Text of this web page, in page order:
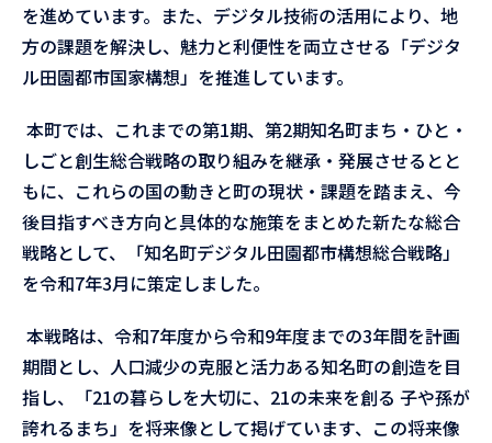
を進めています。また、デジタル技術の活用により、地
方の課題を解決し、魅力と利便性を両立させる「デジタ
ル田園都市国家構想」を推進しています。
本町では、これまでの第1期、第2期知名町まち・ひと・
しごと創生総合戦略の取り組みを継承・発展させるとと
もに、これらの国の動きと町の現状・課題を踏まえ、今
後目指すべき方向と具体的な施策をまとめた新たな総合
戦略として、「知名町デジタル田園都市構想総合戦略」
を令和7年3月に策定しました。
本戦略は、令和7年度から令和9年度までの3年間を計画
期間とし、人口減少の克服と活力ある知名町の創造を目
指し、「21の暮らしを大切に、21の未来を創る 子や孫が
誇れるまち」を将来像として掲げています、この将来像